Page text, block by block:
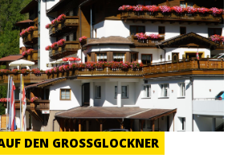
DEN GROSSGLOCKNER